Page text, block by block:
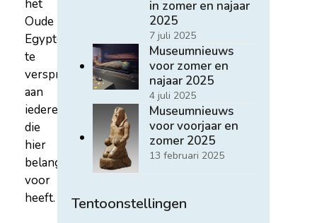
in zomer en najaar
2025
7 juli 2025
Museumnieuws
voor zomer en
najaar 2025
4 juli 2025
Museumnieuws
voor voorjaar en
zomer 2025
13 februari 2025
Tentoonstellingen
het
Oude
Egypte
te
verspreiden
aan
iedereen
die
hier
belangstelling
voor
heeft.